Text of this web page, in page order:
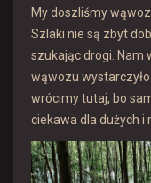
My doszliśmy
Szlaki nie są zbyt
szukając drogi. Nam
wąwozu
wrócimy tutaj, bo
ciekawa dla dużych i